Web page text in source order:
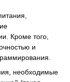
Кроме того,
и
необходимые